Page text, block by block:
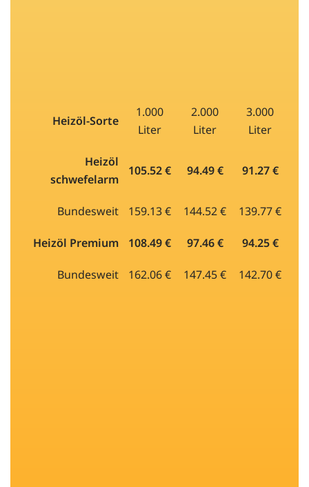
Heizöl-Sorte
1.000
Liter
2.000
Liter
3.000
Liter
Heizöl
schwefelarm
105.52 € 94.49 € 91.27 €
Bundesweit 159.13 € 144.52 € 139.77 €
Heizöl Premium 108.49 € 97.46 € 94.25 €
Bundesweit 162.06 € 147.45 € 142.70 €